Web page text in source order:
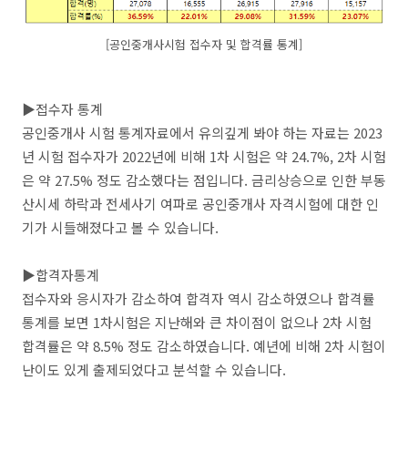
[공인중개사시험 접수자 및 합격률 통계]
▶접수자 통계
공인중개사 시험 통계자료에서 유의깊게 봐야 하는 자료는 2023
년 시험 접수자가 2022년에 비해 1차 시험은 약 24.7%, 2차 시험
은 약 27.5% 정도 감소했다는 점입니다. 금리상승으로 인한 부동
산시세 하락과 전세사기 여파로 공인중개사 자격시험에 대한 인
기가 시들해졌다고 볼 수 있습니다.
▶합격자통계
접수자와 응시자가 감소하여 합격자 역시 감소하였으나 합격률
통계를 보면 1차시험은 지난해와 큰 차이점이 없으나 2차 시험
합격률은 약 8.5% 정도 감소하였습니다. 예년에 비해 2차 시험이
난이도 있게 출제되었다고 분석할 수 있습니다.